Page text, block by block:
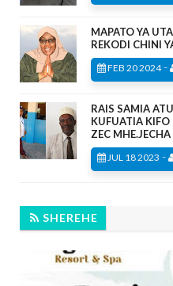
MAPATO YA
REKODI CHINI
FEB 20 2024-
RAIS SAMIA
KUFUATIA KIFO
ZEC
JUL 18 2023 -
SHEREHE